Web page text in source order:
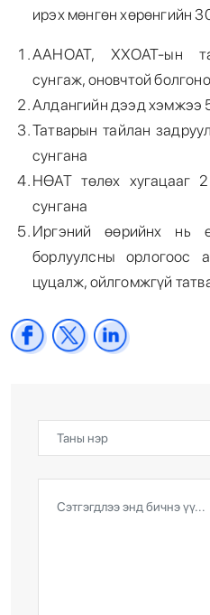
ирэх мөнгөн хөрөнгийн
ААНОАТ, ХХОАТ-ын
сунгаж, оновчтой болгоно
Алдангийн дээд хэмжээ
Татварын тайлан
сунгана
НӨАТ төлөх хугацааг
сунгана
Иргэний өөрийнх нь
борлуулсны орлогоос
цуцалж, ойлгомжгүй